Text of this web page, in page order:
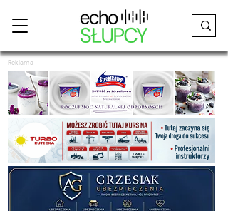
Reklama